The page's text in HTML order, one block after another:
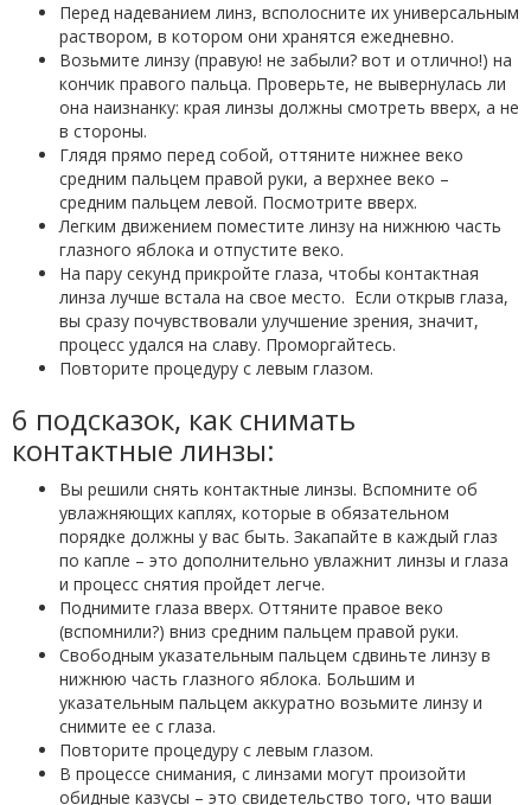
Перед надеванием линз, всполосните их универсальным
раствором, в котором они хранятся ежедневно.
Возьмите линзу (правую! не забыли? вот и отлично!) на
кончик правого пальца. Проверьте, не вывернулась ли
она наизнанку: края линзы должны смотреть вверх, а не
в стороны.
Глядя прямо перед собой, оттяните нижнее веко
средним пальцем правой руки, а верхнее веко –
средним пальцем левой. Посмотрите вверх.
Легким движением поместите линзу на нижнюю часть
глазного яблока и отпустите веко.
На пару секунд прикройте глаза, чтобы контактная
линза лучше встала на свое место. Если открыв глаза,
вы сразу почувствовали улучшение зрения, значит,
процесс удался на славу. Проморгайтесь.
Повторите процедуру с левым глазом.
6 подсказок, как снимать
контактные линзы:
Вы решили снять контактные линзы. Вспомните об
увлажняющих каплях, которые в обязательном
порядке должны у вас быть. Закапайте в каждый глаз
по капле – это дополнительно увлажнит линзы и глаза
и процесс снятия пройдет легче.
Поднимите глаза вверх. Оттяните правое веко
(вспомнили?) вниз средним пальцем правой руки.
Свободным указательным пальцем сдвиньте линзу в
нижнюю часть глазного яблока. Большим и
указательным пальцем аккуратно возьмите линзу и
снимите ее с глаза.
Повторите процедуру с левым глазом.
В процессе снимания, с линзами могут произойти
обидные казусы – это свидетельство того, что ваши